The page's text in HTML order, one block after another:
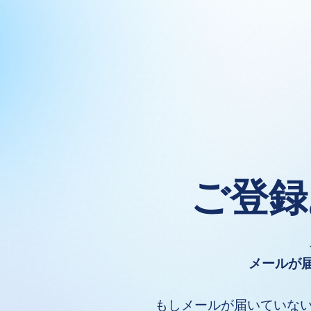
ご登
メールが
もしメールが届いていな